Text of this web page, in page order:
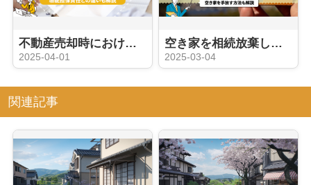
不動産売却時における契約不適合責任とは？瑕疵担保責任との違いも解説
2025-04-01
空き家を相続放棄したら管理責任は残る？空き家を手放す方法も解説
2025-03-04
関連記事